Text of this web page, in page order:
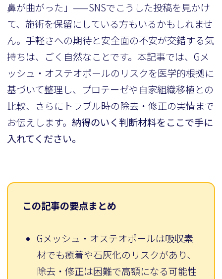
鼻が曲がった」——SNSでこうした投稿を見かけ
て、施術を保留にしている方もいるかもしれませ
ん。手軽さへの期待と安全面の不安が交錯する気
持ちは、ごく自然なことです。本記事では、Gメ
ッシュ・オステオポールのリスクを医学的根拠に
基づいて整理し、プロテーゼや自家組織移植との
比較、さらにトラブル時の除去・修正の実情まで
お伝えします。納得のいく判断材料をここで手に
入れてください。
この記事の要点まとめ
Gメッシュ・オステオポールは吸収素
材でも癒着や石灰化のリスクがあり、
除去・修正は困難で高額になる可能性